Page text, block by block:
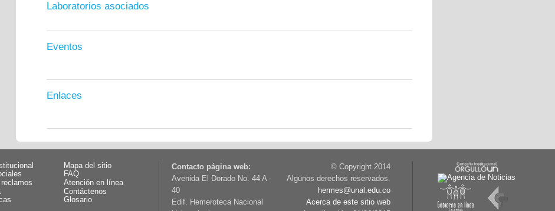
Laboratorios asociados
Eventos
Enlaces
Mapa del sitio
FAQ
Atención en línea
Contáctenos
Glosario
Contacto página web:
Avenida El Dorado No. 44 A -
40
Edif. Hemeroteca Nacional
© Copyright 2014
Algunos derechos reservados.
hermes@unal.edu.co
Acerca de este sitio web